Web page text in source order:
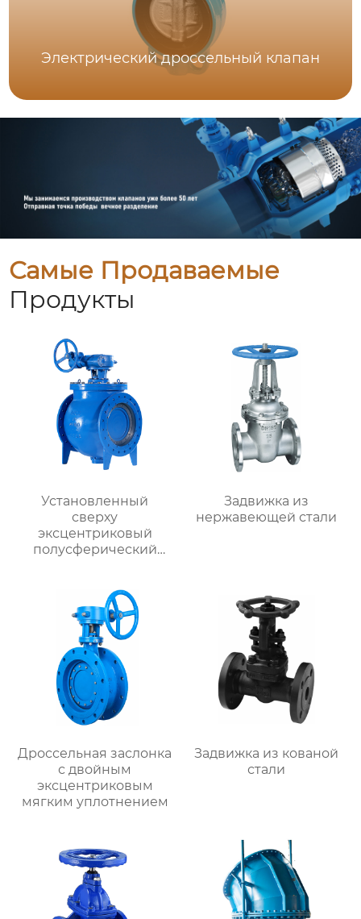
Электрический дроссельный клапан
Самые Продаваемые
Продукты
Установленный
сверху
эксцентриковый
полусферический
Задвижка из
нержавеющей стали
Дроссельная заслонка
с двойным
эксцентриковым
мягким уплотнением
Задвижка из кованой
стали